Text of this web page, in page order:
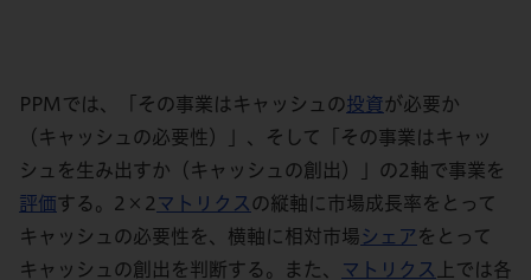
PPMでは、 「その事業はキャッシュの投資が必要か
（キャッシュの必要性）」、そして「その事業はキャッ
シュを生み出すか（キャッシュの創出）」の2軸で事業を
評価する。2×2 マトリクス の縦軸に市場成長率をとって
キャッシュの必要性を、横軸に相対市場シェア をとって
キャッシュの創出を判断する。また、
マトリクス
上では各